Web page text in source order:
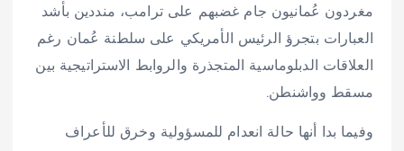
مغردون عُمانيون جام غضبهم على ترامب، منددين بأشد
العبارات بتجرؤ الرئيس الأمريكي على سلطنة عُمان رغم
العلاقات الدبلوماسية المتجذرة والروابط الاستراتيجية بين
مسقط وواشنطن.
وفيما بدا أنها حالة انعدام للمسؤولية وخرق للأعراف